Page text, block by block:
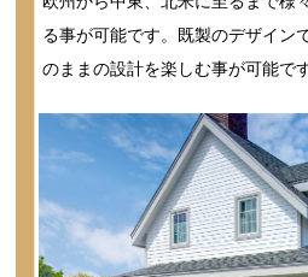
る事が可能です。既製のデザイン
のままの設計を楽しむ事が可能です